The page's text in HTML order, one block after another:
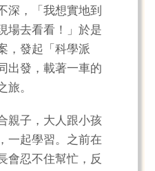
深，「我想實地到
場去看看！」於是
，發起「科學派
出發，載著一車的
旅。
親子，大人跟小孩
一起學習。之前在
會忍不住幫忙，反